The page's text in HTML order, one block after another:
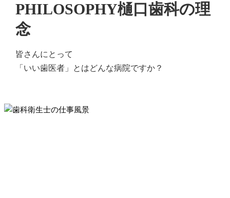
PHILOSOPHY樋口歯科の理
念
皆さんにとって
「いい歯医者」とはどんな病院ですか？